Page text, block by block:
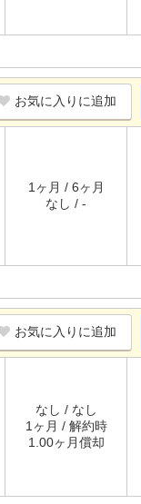
お気に入りに追加
1ヶ月 / 6ヶ月
なし / -
お気に入りに追加
なし / なし
1ヶ月 / 解約時
1.00ヶ月償却